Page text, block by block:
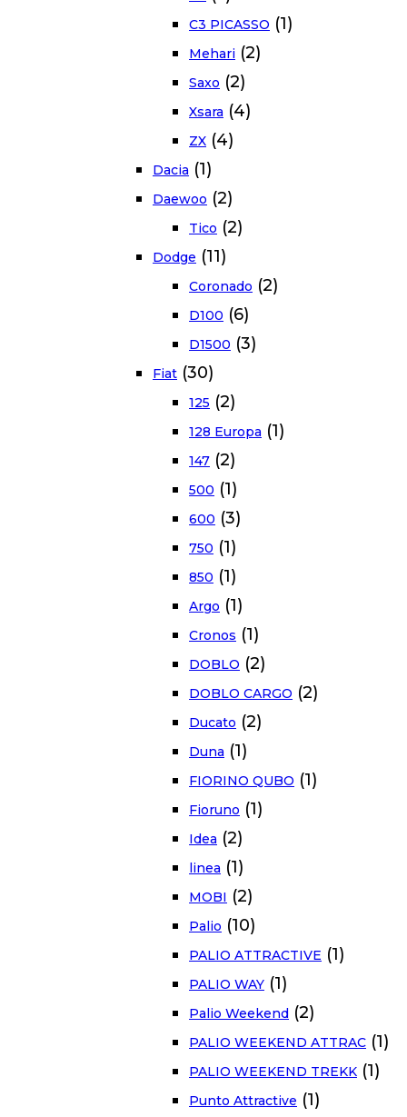
C3 PICASSO (1)
Mehari (2)
Saxo (2)
Xsara (4)
ZX (4)
Dacia (1)
Daewoo (2)
Tico (2)
Dodge (11)
Coronado (2)
D100 (6)
D1500 (3)
Fiat (30)
125 (2)
128 Europa (1)
147 (2)
500 (1)
600 (3)
750 (1)
850 (1)
Argo (1)
Cronos (1)
DOBLO (2)
DOBLO CARGO (2)
Ducato (2)
Duna (1)
FIORINO QUBO (1)
Fioruno (1)
Idea (2)
linea (1)
MOBI (2)
Palio (10)
PALIO ATTRACTIVE (1)
PALIO WAY (1)
Palio Weekend (2)
PALIO WEEKEND ATTRAC (1)
PALIO WEEKEND TREKK (1)
Punto Attractive (1)